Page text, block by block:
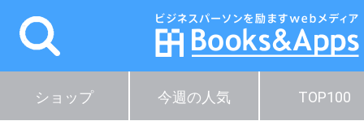
ショップ 今週の人気 TOP100